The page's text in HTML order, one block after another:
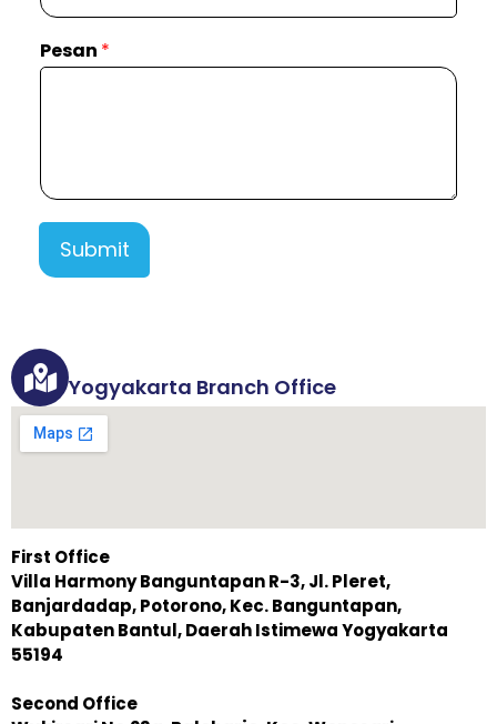
Pesan *
Submit
Yogyakarta Branch Office
First Office
Villa Harmony Banguntapan R-3, Jl. Pleret,
Banjardadap, Potorono, Kec. Banguntapan,
Kabupaten Bantul, Daerah Istimewa Yogyakarta
55194
Second Office